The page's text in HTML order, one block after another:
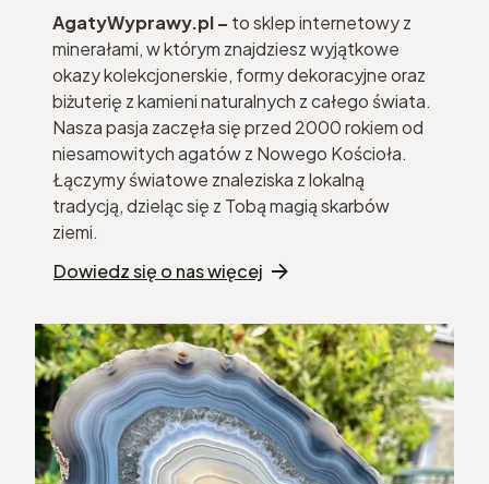
AgatyWyprawy.pl – to sklep internetowy z
minerałami, w którym znajdziesz wyjątkowe
okazy kolekcjonerskie, formy dekoracyjne oraz
biżuterię z kamieni naturalnych z całego świata.
Nasza pasja zaczęła się przed 2000 rokiem od
niesamowitych agatów z Nowego Kościoła.
Łączymy światowe znaleziska z lokalną
tradycją, dzieląc się z Tobą magią skarbów
ziemi.
Dowiedz się o nas więcej